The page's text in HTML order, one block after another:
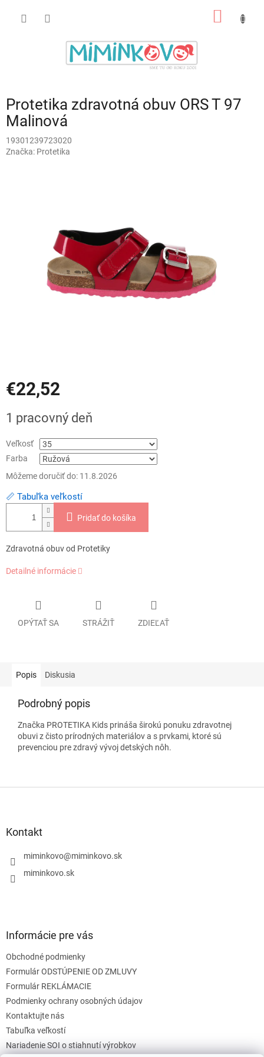
Protetika zdravotná obuv ORS T 97
Malinová
19301239723020
Značka: Protetika
€22,52
cena:
1 pracovný deň
Veľkosť
Farba
Môžeme doručiť do: 11.8.2026
📏 Tabuľka veľkostí
Pridať do košíka
Zdravotná obuv od Protetiky
Detailné informácie
OPÝTAŤ SA STRÁŽIŤ ZDIEĽAŤ
Popis Diskusia
Podrobný popis
Značka PROTETIKA Kids prináša širokú ponuku zdravotnej
obuvi z čisto prírodných materiálov a s prvkami, ktoré sú
prevenciou pre zdravý vývoj detských nôh.
Kontakt
miminkovo@miminkovo.sk
miminkovo.sk
Informácie pre vás
Obchodné podmienky
Formulár ODSTÚPENIE OD ZMLUVY
Formulár REKLÁMACIE
Podmienky ochrany osobných údajov
Kontaktujte nás
Tabuľka veľkostí
Nariadenie SOI o stiahnutí výrobkov